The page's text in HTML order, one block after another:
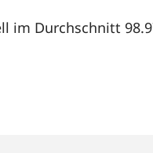
im Durchschnitt